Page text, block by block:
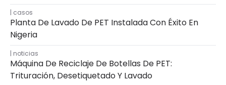
casos
Planta De Lavado De PET Instalada Con Éxito En
Nigeria
noticias
Máquina De Reciclaje De Botellas De PET:
Trituración, Desetiquetado Y Lavado